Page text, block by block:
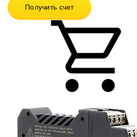
Получить счет